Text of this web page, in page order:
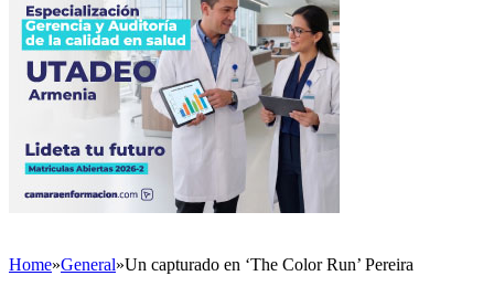
Home»General»Un capturado en ‘The Color Run’ Pereira